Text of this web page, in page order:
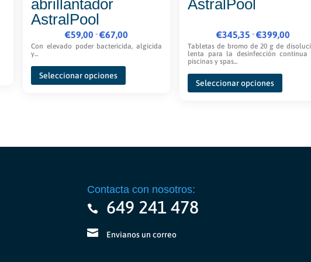
abrillantador
AstralPool
€59,00 -€67,00
Rango
de
desde
€59,00
Con elevado poder bactericida, algicida
y...
Seleccionar opciones
Este
opciones
elegir
la
de
AstralPool
€345,35 - €399,00
Rango
de
desde
€345,35
Tabletas de bromo de 20 g de
lenta para la desinfección continua
piscinas y spas...
Seleccionar opciones
Este
Contacta con nosotros:
649 241 478
Envianos un correo